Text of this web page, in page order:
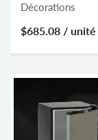
Décorations
$685.08 / unité